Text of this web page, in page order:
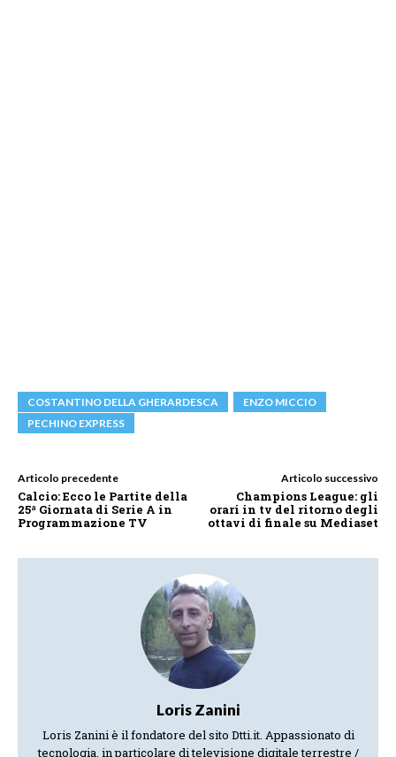
COSTANTINO DELLA GHERARDESCA
ENZO MICCIO
PECHINO EXPRESS
Articolo precedente
Calcio: Ecco le Partite della
25ª Giornata di Serie A in
Programmazione TV
Articolo successivo
Champions League: gli
orari in tv del ritorno degli
ottavi di finale su Mediaset
Loris Zanini
Loris Zanini è il fondatore del sito Dtti.it. Appassionato di
tecnologia, in particolare di televisione digitale terrestre /